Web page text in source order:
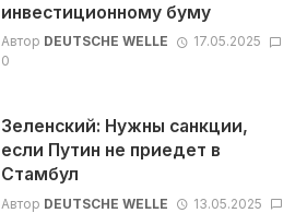
инвестиционному буму
Автор DEUTSCHE WELLE
17.05.2025
0
Зеленский: Нужны санкции,
если Путин не приедет в
Стамбул
Автор DEUTSCHE WELLE
13.05.2025